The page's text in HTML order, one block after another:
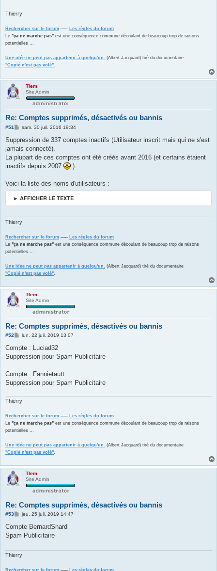
Thierry
Rechercher sur le forum ----- Les règles du forum
Le "ça ne marche pas" est une conséquence commune découlant de beaucoup trop de raisons
potentielles ...
Une idée ne peut pas appartenir à quelqu'un. (Albert Jacquard) tiré du documentaire
"Copié n'est pas volé".
Tlem
Site Admin
Re: Comptes supprimés, désactivés ou bannis
#51
M
s
a
g
e
sam. 30 juil. 2016 19:34
Suppression de 337 comptes inactifs (Utilisateur inscrit mais qui ne s'est
jamais connecté).
La plupart de ces comptes ont été créés avant 2016 (et certains étaient
inactifs depuis 2007
).
Voici la liste des noms d'utilisateurs :
► AFFICHER LE TEXTE
Thierry
Rechercher sur le forum -----
Les règles du forum
Le "ça ne marche pas" est une conséquence commune découlant de beaucoup trop de raisons
potentielles ...
Une idée ne peut pas appartenir à quelqu'un.
(Albert Jacquard) tiré du documentaire
"Copié n'est pas volé"
Tlem
Site Admin
Re: Comptes supprimés, désactivés ou bannis
#52
M
s
a
lun. 22 juil. 2019 13:07
Compte : Luciad32
Suppression pour Spam Publicitaire
Compte : Fannietautt
Suppression pour Spam Publicitaire
Thierry
Rechercher sur le forum -----
Les règles du forum
Le "ça ne marche pas" est une conséquence commune découlant de beaucoup trop de raisons
potentielles ...
Une idée ne peut pas appartenir à quelqu'un.
(Albert Jacquard) tiré du documentaire
"Copié n'est pas volé"
Tlem
Site Admin
Re: Comptes supprimés, désactivés ou bannis
#53
M
s
a
jeu. 25 juil. 2019 14:47
Compte BernardSnard
Spam Publicitaire
Thierry